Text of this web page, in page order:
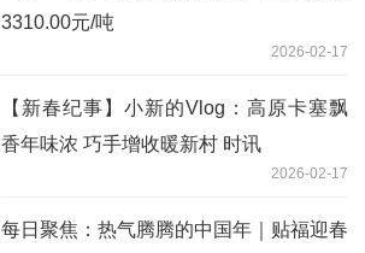
3310.00元/吨
2026-02-17
【新春纪事】小新的Vlog：高原卡塞飘
香年味浓 巧手增收暖新村 时讯
2026-02-17
每日聚焦：热气腾腾的中国年｜贴福迎春